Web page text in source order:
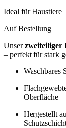
Ideal für Haustiere
Auf Bestellung
Unserzweiteiliger
– perfekt für stark
Waschbares
Oberfläche
Hergestellt
Schutzschicht